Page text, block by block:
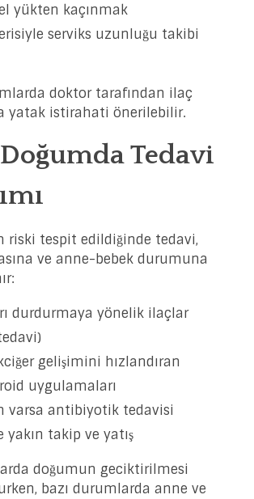
yükten kaçınmak
serviks uzunluğu takibi
doktor tarafından ilaç
yatak istirahati önerilebilir.
Tedavi
riski tespit edildiğinde tedavi,
ve anne-bebek durumuna
durdurmaya yönelik ilaçlar
gelişimini hızlandıran
uygulamaları
varsa antibiyotik tedavisi
yakın takip ve yatış
doğumun geciktirilmesi
bazı durumlarda anne ve